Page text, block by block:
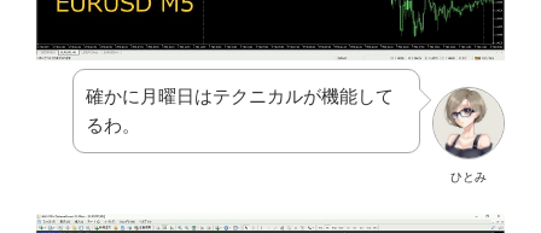
ひとみ
確かに月曜日はテクニカルが機能して
るわ。